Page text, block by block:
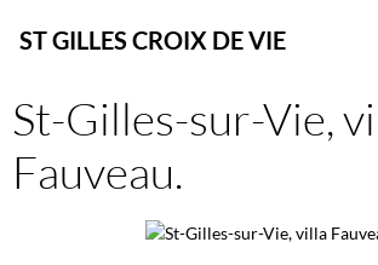
ST GILLES CROIX DE VIE
St-Gilles-sur-Vie,
Fauveau.